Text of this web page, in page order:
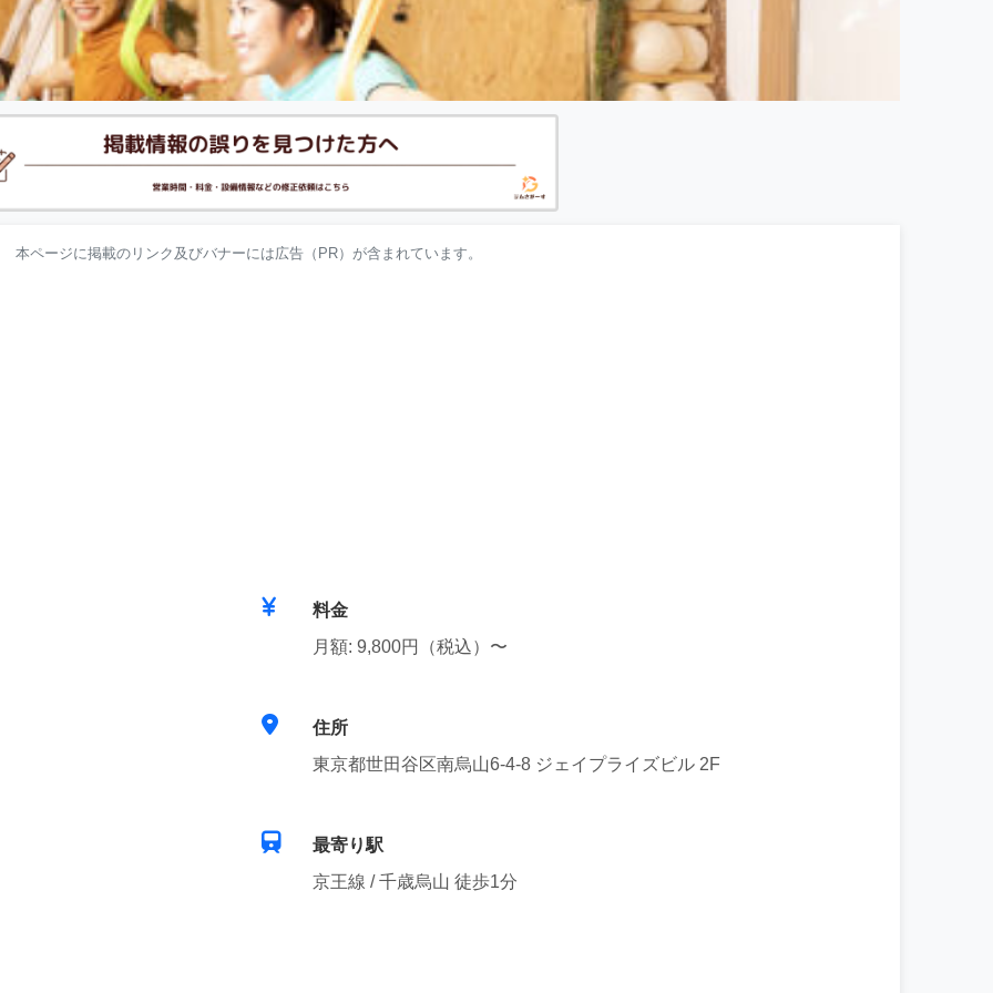
本ページに掲載のリンク及びバナーには広告（PR）が含まれています。
料金
月額: 9,800円（税込）〜
住所
東京都世田谷区南烏山6-4-8 ジェイプライズビル 2F
最寄り駅
京王線 / 千歳烏山 徒歩1分